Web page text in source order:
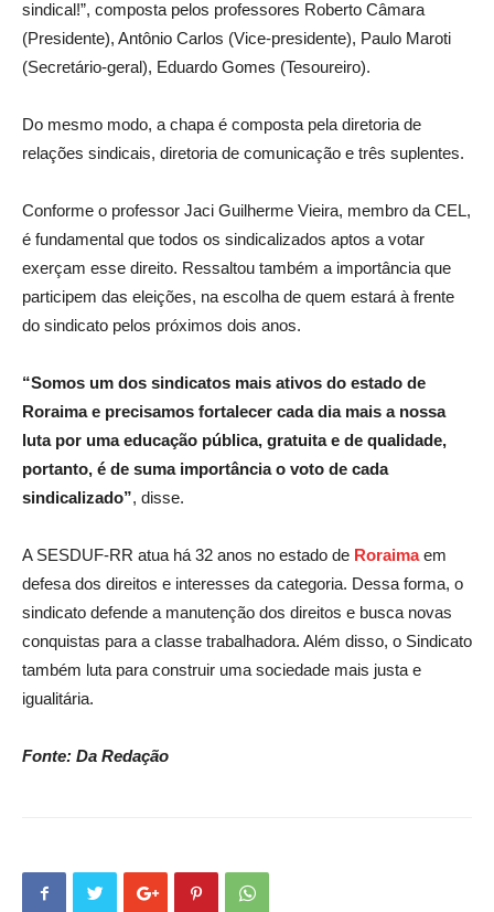
sindical!”, composta pelos professores Roberto Câmara
(Presidente), Antônio Carlos (Vice-presidente), Paulo Maroti
(Secretário-geral), Eduardo Gomes (Tesoureiro).
Do mesmo modo, a chapa é composta pela diretoria de
relações sindicais, diretoria de comunicação e três suplentes.
Conforme o professor Jaci Guilherme Vieira, membro da CEL,
é fundamental que todos os sindicalizados aptos a votar
exerçam esse direito. Ressaltou também a importância que
participem das eleições, na escolha de quem estará à frente
do sindicato pelos próximos dois anos.
“Somos um dos sindicatos mais ativos do estado de
Roraima e precisamos fortalecer cada dia mais a nossa
luta por uma educação pública, gratuita e de qualidade,
portanto, é de suma importância o voto de cada
sindicalizado”, disse.
A SESDUF-RR atua há 32 anos no estado de Roraimaem
defesa dos direitos e interesses da categoria. Dessa forma, o
sindicato defende a manutenção dos direitos e busca novas
conquistas para a classe trabalhadora. Além disso, o Sindicato
também luta para construir uma sociedade mais justa e
igualitária.
Fonte: Da Redação